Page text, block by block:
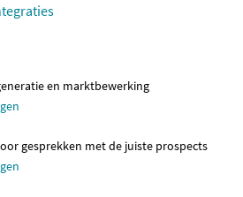
en marktbewerking
gesprekken met de juiste prospects